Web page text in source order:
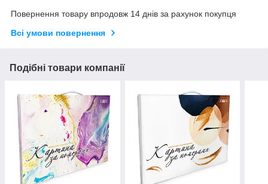
Повернення товару впродовж 14 днів за рахунок покупця
Всі умови повернення
Подібні товари компанії